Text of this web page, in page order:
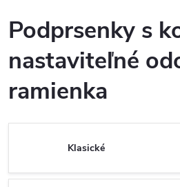
Podprsenky s
nastaviteľné
ramienka
Klasické